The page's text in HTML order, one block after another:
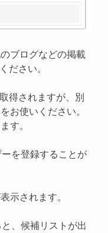
ブログなどの掲載
ださい。
得されますが、別
お使いください。
す。
ーを登録することが
示されます。
、候補リストが出